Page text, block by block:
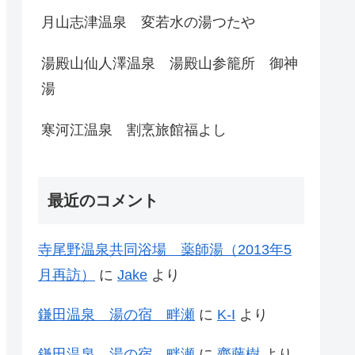
月山志津温泉 変若水の湯つたや
湯殿山仙人澤温泉 湯殿山参籠所 御神
湯
寒河江温泉 割烹旅館福よし
最近のコメント
寺尾野温泉共同浴場 薬師湯（2013年5
月再訪）
に Jake より
鎌田温泉 湯の宿 畔瀬 に K-I より